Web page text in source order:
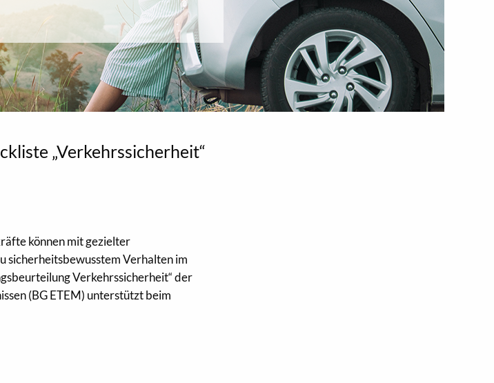
„Verkehrssicherheit“
können mit gezielter
sicherheitsbewusstem Verhalten im
Verkehrssicherheit“ der
(BG ETEM) unterstützt beim